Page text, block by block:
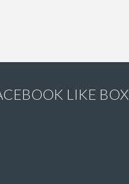
LIKE BOX